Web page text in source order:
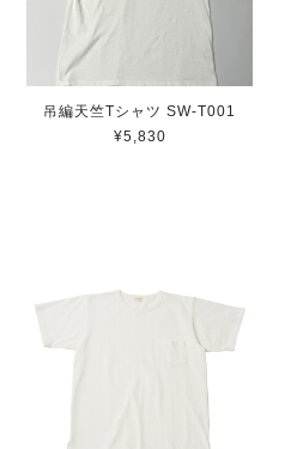
吊編天竺Tシャツ SW-T001
¥5,830